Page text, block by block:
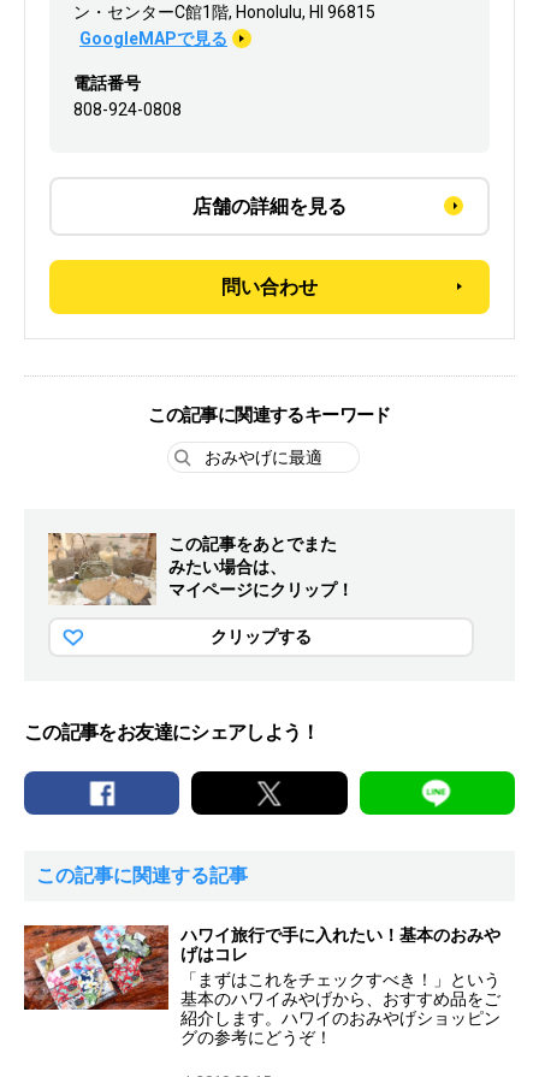
ン・センターC館1階, Honolulu, HI 96815
GoogleMAPで見る
電話番号
808-924-0808
店舗の詳細を見る
問い合わせ
この記事に関連するキーワード
おみやげに最適
この記事をあとでまた
みたい場合は、
マイページにクリップ！
クリップする
この記事をお友達にシェアしよう！
この記事に関連する記事
ハワイ旅行で手に入れたい！基本のおみや
げはコレ
「まずはこれをチェックすべき！」という
基本のハワイみやげから、おすすめ品をご
紹介します。ハワイのおみやげショッピン
グの参考にどうぞ！